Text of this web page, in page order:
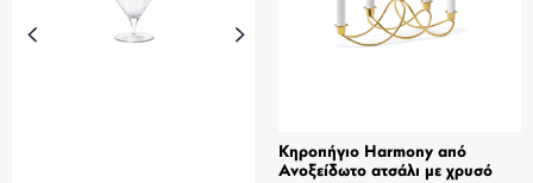
Κηροπήγιο Harmony από
Ανοξείδωτο ατσάλι με χρυσό